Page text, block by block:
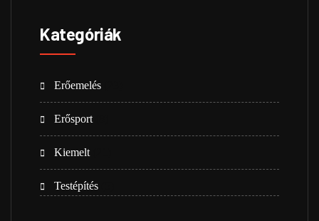
Kategóriák
Erőemelés
Erősport
Kiemelt
Testépítés